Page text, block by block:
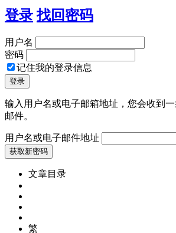
登录 找回密码
用户名
密码
记住我的登录信息
输入用户名或电子邮箱地址，您会收到
邮件。
用户名或电子邮件地址
文章目录
繁